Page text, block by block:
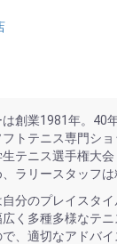
創業1981年。40
トテニス専門シ
テニス選手権大
ラリースタッフは
分のプレイスタ
広く多種多様なテ
、適切なアドバイ